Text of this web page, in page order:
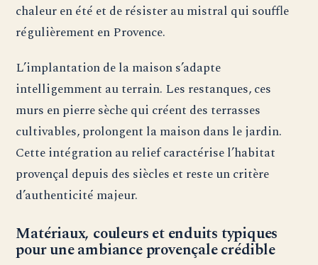
chaleur en été et de résister au mistral qui souffle
régulièrement en Provence.
L’implantation de la maison s’adapte
intelligemment au terrain. Les restanques, ces
murs en pierre sèche qui créent des terrasses
cultivables, prolongent la maison dans le jardin.
Cette intégration au relief caractérise l’habitat
provençal depuis des siècles et reste un critère
d’authenticité majeur.
Matériaux, couleurs et enduits typiques
pour une ambiance provençale crédible